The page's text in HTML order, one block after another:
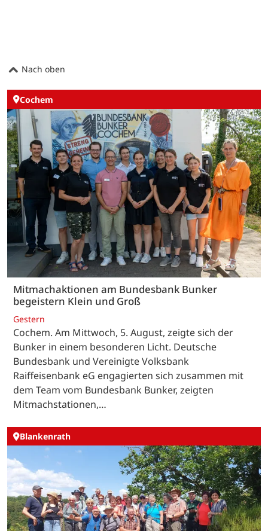
Nach oben
Cochem
Mitmachaktionen am Bundesbank Bunker
begeistern Klein und Groß
Gestern
Cochem. Am Mittwoch, 5. August, zeigte sich der
Bunker in einem besonderen Licht. Deutsche
Bundesbank und Vereinigte Volksbank
Raiffeisenbank eG engagierten sich zusammen mit
dem Team vom Bundesbank Bunker, zeigten
Mitmachstationen,…
Blankenrath